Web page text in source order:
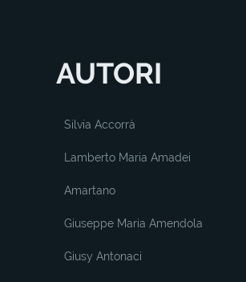
AUTORI
Silvia Accorrà
Lamberto Maria Amadei
Amartano
Giuseppe Maria Amendola
Giusy Antonaci